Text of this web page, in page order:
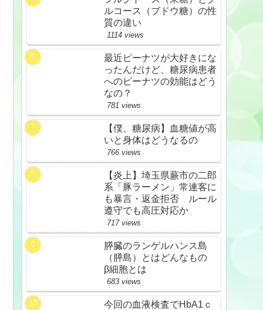
ルコース（ブドウ糖）の性
質の違い
1114 views
最近ピーナツが大好きにな
ったんだけど、糖尿病患者
へのピーナツの効能はどう
なの？
781 views
【僕、糖尿病】血糖値が高
いと身体はどうなるの
766 views
【炎上】埼玉県蕨市の二郎
系「豚ラーメン」常連客に
も暴言・返金拒否 ルール
遵守でも高圧対応か
717 views
膵臓のランゲルハンス島
（膵島）とはどんなもの
β細胞とは
683 views
今回の血液検査でHbA1ｃ